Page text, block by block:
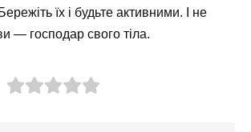
їх і будьте активними. І не
— господар свого тіла.